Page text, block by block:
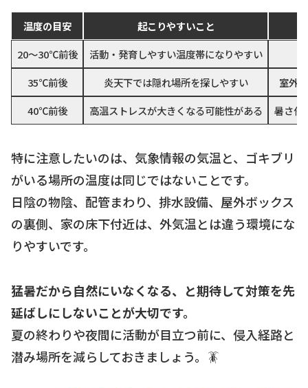
温度の目安
起こりやすいこと
20〜30℃前後
活動・発育しやすい温度帯になりやすい
35℃前後
炎天下では隠れ場所を探しやすい
室外
40℃前後
高温ストレスが大きくなる可能性がある 暑さ任
特に注意したいのは、気象情報の気温と、ゴキブリ
がいる場所の温度は同じではないことです。
日陰の物陰、配管まわり、排水設備、屋外ボックス
の裏側、家の床下付近は、外気温とは違う環境にな
りやすいです。
猛暑だから自然にいなくなる、と期待して対策を先
延ばしにしないことが大切です。
夏の終わりや夜間に活動が目立つ前に、侵入経路と
潜み場所を減らしておきましょう。🪳